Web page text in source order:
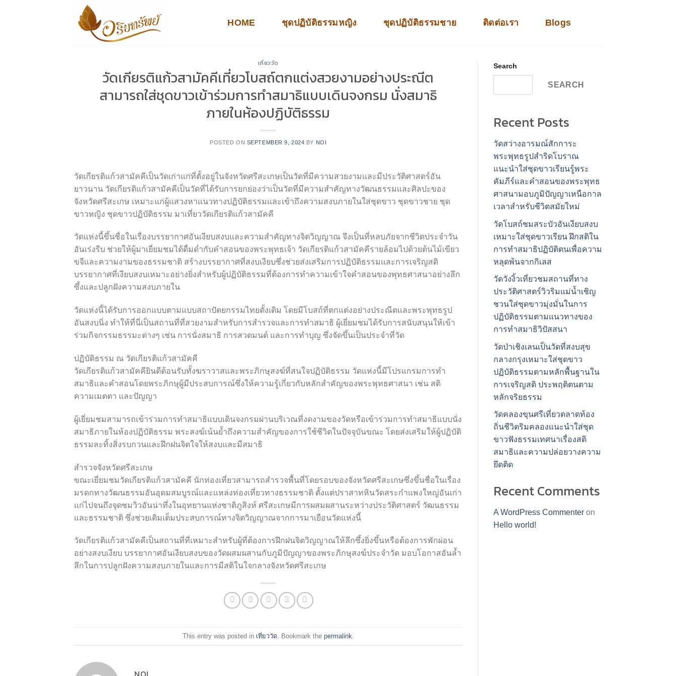
HOME ชุดปฏิบัติธรรมหญิง ชุดปฏิบัติธรรมชาย ติดต่อเรา Blogs
เที่ยววัด
วัดเกียรติแก้วสามัคคีเที่ยวโบสถ์ตกแต่งสวยงามอย่างประณีต
สามารถใส่ชุดขาวเข้าร่วมการทำสมาธิแบบเดินจงกรม นั่งสมาธิ
ภายในห้องปฏิบัติธรรม
POSTED ON SEPTEMBER 9, 2024 BY NOI
วัดเกียรติแก้วสามัคคีเป็นวัดเก่าแก่ที่ตั้งอยู่ในจังหวัดศรีสะเกษเป็นวัดที่มีความสวยงามและมีประวัติศาสตร์อัน
ยาวนาน วัดเกียรติแก้วสามัคคีเป็นวัดที่ได้รับการยกย่องว่าเป็นวัดที่มีความสำคัญทางวัฒนธรรมและศิลปะของ
จังหวัดศรีสะเกษ เหมาะแก่ผู้แสวงหาแนวทางปฏิบัติธรรมและเข้าถึงความสงบภายในใส่ชุดขาว ชุดขาวชาย ชุด
ขาวหญิง ชุดขาวปฏิบัติธรรม มาเที่ยววัดเกียรติแก้วสามัคคี
วัดแห่งนี้ขึ้นชื่อในเรื่องบรรยากาศอันเงียบสงบและความสำคัญทางจิตวิญญาณ จึงเป็นที่หลบภัยจากชีวิตประจำวัน
อันเร่งรีบ ช่วยให้ผู้มาเยี่ยมชมได้ดื่มด่ำกับคำสอนของพระพุทธเจ้า วัดเกียรติแก้วสามัคคีรายล้อมไปด้วยต้นไม้เขียว
ขจีและความงามของธรรมชาติ สร้างบรรยากาศที่สงบเงียบซึ่งช่วยส่งเสริมการปฏิบัติธรรมและการเจริญสติ
บรรยากาศที่เงียบสงบเหมาะอย่างยิ่งสำหรับผู้ปฏิบัติธรรมที่ต้องการทำความเข้าใจคำสอนของพุทธศาสนาอย่างลึก
ซึ้งและปลูกฝังความสงบภายใน
วัดแห่งนี้ได้รับการออกแบบตามแบบสถาปัตยกรรมไทยดั้งเดิม โดยมีโบสถ์ที่ตกแต่งอย่างประณีตและพระพุทธรูป
อันสงบนิ่ง ทำให้ที่นี่เป็นสถานที่ที่สวยงามสำหรับการสำรวจและการทำสมาธิ ผู้เยี่ยมชมได้รับการสนับสนุนให้เข้า
ร่วมกิจกรรมธรรมะต่างๆ เช่น การนั่งสมาธิ การสวดมนต์ และการทำบุญ ซึ่งจัดขึ้นเป็นประจำที่วัด
ปฏิบัติธรรม ณ วัดเกียรติแก้วสามัคคี
วัดเกียรติแก้วสามัคคียินดีต้อนรับทั้งฆราวาสและพระภิกษุสงฆ์ที่สนใจปฏิบัติธรรม วัดแห่งนี้มีโปรแกรมการทำ
สมาธิและคำสอนโดยพระภิกษุผู้มีประสบการณ์ซึ่งให้ความรู้เกี่ยวกับหลักสำคัญของพระพุทธศาสนา เช่น สติ
ความเมตตา และปัญญา
ผู้เยี่ยมชมสามารถเข้าร่วมการทำสมาธิแบบเดินจงกรมผ่านบริเวณที่งดงามของวัดหรือเข้าร่วมการทำสมาธิแบบนั่ง
สมาธิภายในห้องปฏิบัติธรรม พระสงฆ์เน้นย้ำถึงความสำคัญของการใช้ชีวิตในปัจจุบันขณะ โดยส่งเสริมให้ผู้ปฏิบัติ
ธรรมละทิ้งสิ่งรบกวนและฝึกฝนจิตใจให้สงบและมีสมาธิ
สำรวจจังหวัดศรีสะเกษ
ขณะเยี่ยมชมวัดเกียรติแก้วสามัคคี นักท่องเที่ยวสามารถสำรวจพื้นที่โดยรอบของจังหวัดศรีสะเกษซึ่งขึ้นชื่อในเรื่อง
มรดกทางวัฒนธรรมอันอุดมสมบูรณ์และแหล่งท่องเที่ยวทางธรรมชาติ ตั้งแต่ปราสาทหินวัดสระกำแพงใหญ่อันเก่า
แก่ไปจนถึงจุดชมวิวอันน่าทึ่งในอุทยานแห่งชาติภูสิงห์ ศรีสะเกษมีการผสมผสานระหว่างประวัติศาสตร์ วัฒนธรรม
และธรรมชาติ ซึ่งช่วยเติมเต็มประสบการณ์ทางจิตวิญญาณจากการมาเยือนวัดแห่งนี้
วัดเกียรติแก้วสามัคคีเป็นสถานที่ที่เหมาะสำหรับผู้ที่ต้องการฝึกฝนจิตวิญญาณให้ลึกซึ้งยิ่งขึ้นหรือต้องการพักผ่อน
อย่างสงบเงียบ บรรยากาศอันเงียบสงบของวัดผสมผสานกับภูมิปัญญาของพระภิกษุสงฆ์ประจำวัด มอบโอกาสอันล้ำ
ลึกในการปลูกฝังความสงบภายในและการมีสติในใจกลางจังหวัดศรีสะเกษ
This entry was posted in เที่ยววัด. Bookmark the permalink
Search
SEARCH
Recent Posts
วัดสว่างอารมณ์สักการะ
พระพุทธรูปสำริดโบราณ
แนะนำใส่ชุดขาวเรียนรู้พระ
คัมภีร์และคำสอนของพระพุทธ
ศาสนามอบภูมิปัญญาเหนือกาล
เวลาสำหรับชีวิตสมัยใหม่
วัดโบสถ์ชมสระบัวอันเงียบสงบ
เหมาะใส่ชุดขาวเรียน ฝึกสติใน
การทำสมาธิปฏิบัติตนเพื่อความ
หลุดพ้นจากกิเลส
วัดวังงิ้วเที่ยวชมสถานที่ทาง
ประวัติศาสตร์วิวริมแม่น้ำเชิญ
ชวนใส่ชุดขาวมุ่งมั่นในการ
ปฏิบัติธรรมตามแนวทางของ
การทำสมาธิวิปัสสนา
วัดป่าเชิงเลนเป็นวัดที่สงบสุข
กลางกรุงเหมาะใส่ชุดขาว
ปฏิบัติธรรมตามหลักพื้นฐานใน
การเจริญสติ ประพฤติตนตาม
หลักจริยธรรม
วัดคลองขุนศรีเที่ยวตลาดท้อง
ถิ่นชีวิตริมคลองแนะนำใส่ชุด
ขาวฟังธรรมเทศนาเรื่องสติ
สมาธิและความปล่อยวางความ
ยึดติด
Recent Comments
A WordPress Commenteron
Hello world!